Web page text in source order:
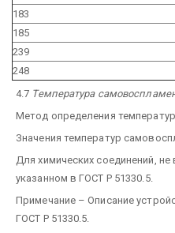
183
185
239
248
4.7 Температура
Метод определения
Значения температур
Для химических соединений,
указанном в ГОСТ Р 51330.5.
Примечание – Описание
ГОСТ Р 51330.5.